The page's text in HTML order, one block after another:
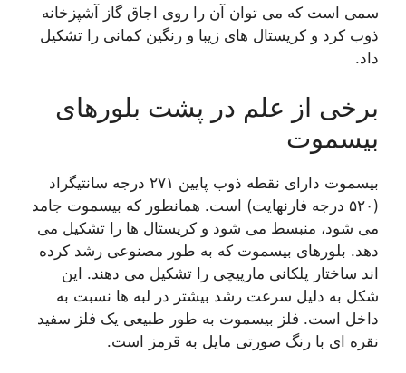
که می توان آن را روی اجاق گاز آشپزخانه
کریستال های زیبا و رنگین کمانی را تشکیل
از علم در پشت بلورهای
بیسموت دارای نقطه ذوب پایین ۲۷۱ درجه سانتیگراد
درجه فارنهایت) است. همانطور که بیسموت جامد
منبسط می شود و کریستال ها را تشکیل می
بیسموت که به طور مصنوعی رشد کرده
پلکانی مارپیچی را تشکیل می دهند. این
سرعت رشد بیشتر در لبه ها نسبت به
فلز بیسموت به طور طبیعی یک فلز سفید
با رنگ صورتی مایل به قرمز است.